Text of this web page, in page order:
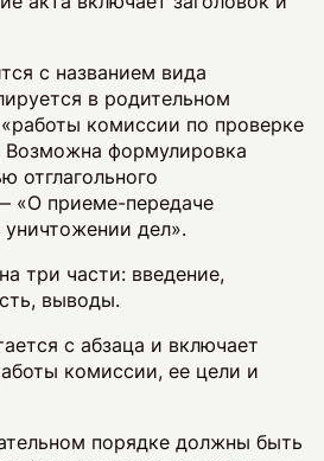
с названием вида
в родительном
комиссии по проверке
Возможна формулировка
отглагольного
«О приеме-передаче
дел».
три части: введение,
выводы.
с абзаца и включает
комиссии, ее цели и
порядке должны быть